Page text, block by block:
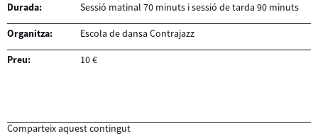
Durada: Sessió matinal 70 minuts i sessió de tarda 90 minuts
Organitza: Escola de dansa Contrajazz
Preu: 10 €
Comparteix aquest contingut